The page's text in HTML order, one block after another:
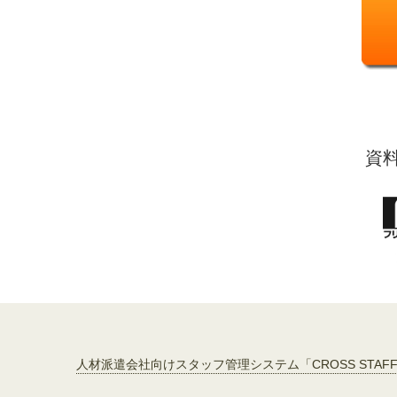
資
人材派遣会社向けスタッフ管理システム「CROSS